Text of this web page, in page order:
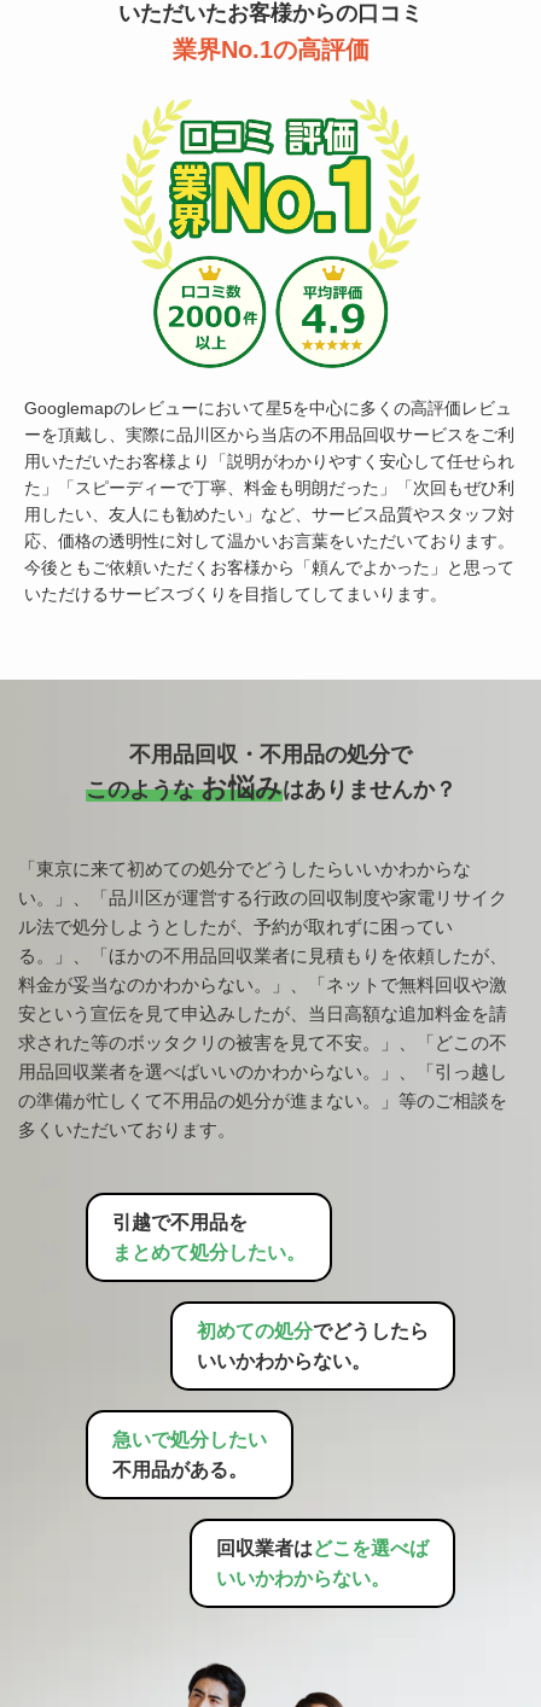
いただいたお客様からの口コミ
業界No.1の高評価
Googlemapのレビューにおいて星5を中心に多くの高評価レビュ
ーを頂戴し、実際に品川区から当店の不用品回収サービスをご利
用いただいたお客様より「説明がわかりやすく安心して任せられ
た」「スピーディーで丁寧、料金も明朗だった」「次回もぜひ利
用したい、友人にも勧めたい」など、サービス品質やスタッフ対
応、価格の透明性に対して温かいお言葉をいただいております。
今後ともご依頼いただくお客様から「頼んでよかった」と思って
いただけるサービスづくりを目指してしてまいります。
不用品回収・不用品の処分で
このようなお悩みはありませんか？
「東京に来て初めての処分でどうしたらいいかわからな
い。」、「品川区が運営する行政の回収制度や家電リサイク
ル法で処分しようとしたが、予約が取れずに困ってい
る。」、「ほかの不用品回収業者に見積もりを依頼したが、
料金が妥当なのかわからない。」、「ネットで無料回収や激
安という宣伝を見て申込みしたが、当日高額な追加料金を請
求された等のボッタクリの被害を見て不安。」、「どこの不
用品回収業者を選べばいいのかわからない。」、「引っ越し
の準備が忙しくて不用品の処分が進まない。」等のご相談を
多くいただいております。
引越で不用品を
まとめて処分したい。
初めての処分でどうしたら
いいかわからない。
急いで処分したい
不用品がある。
回収業者はどこを選べば
いいかわからない。